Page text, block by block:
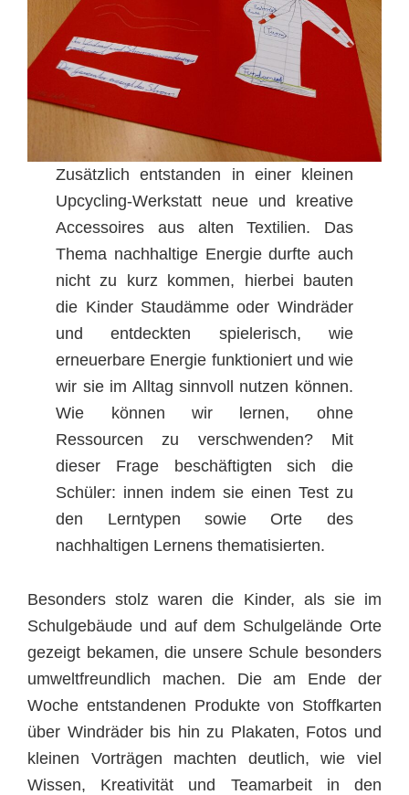
Zusätzlich entstanden in einer kleinen
Upcycling-Werkstatt neue und kreative
Accessoires aus alten Textilien. Das
Thema nachhaltige Energie durfte auch
nicht zu kurz kommen, hierbei bauten
die Kinder Staudämme oder Windräder
und entdeckten spielerisch, wie
erneuerbare Energie funktioniert und wie
wir sie im Alltag sinnvoll nutzen können.
Wie können wir lernen, ohne
Ressourcen zu verschwenden? Mit
dieser Frage beschäftigten sich die
Schüler: innen indem sie einen Test zu
den Lerntypen sowie Orte des
nachhaltigen Lernens thematisierten.
Besonders stolz waren die Kinder, als sie im
Schulgebäude und auf dem Schulgelände Orte
gezeigt bekamen, die unsere Schule besonders
umweltfreundlich machen. Die am Ende der
Woche entstandenen Produkte von Stoffkarten
über Windräder bis hin zu Plakaten, Fotos und
kleinen Vorträgen machten deutlich, wie viel
Wissen, Kreativität und Teamarbeit in den